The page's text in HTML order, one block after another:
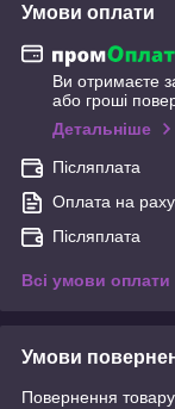
Умови оплати
Ви отримаєте
або гроші
Детальніше
Післяплата
Оплата на
Післяплата
Всі умови оплати
Умови
Повернення